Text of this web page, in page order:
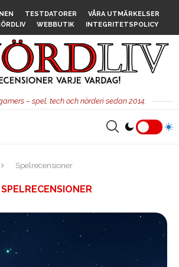
TESTDATORER
VÅRA UTMÄRKELSER
WEBBUTIK INTEGRITETSPOLICY
– spel, tech och nörderi sedan 2014.
Spelrecensioner
SPELRECENSIONER